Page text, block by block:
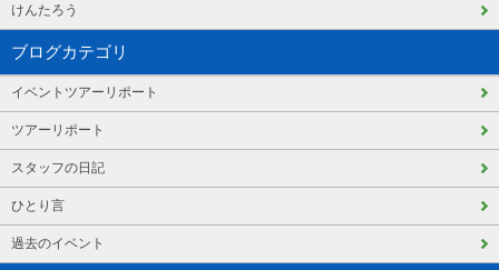
けんたろう
ブログカテゴリ
イベントツアーリポート
ツアーリポート
スタッフの日記
ひとり言
過去のイベント